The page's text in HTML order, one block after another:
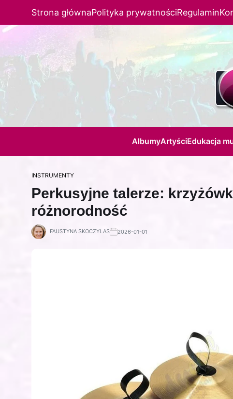
Strona głównaPolityka prywatnościRegulamin
AlbumyArtyściEdukacja
INSTRUMENTY
Perkusyjne talerze:
różnorodność
FAUSTYNA SKOCZYLAS 2026-01-01